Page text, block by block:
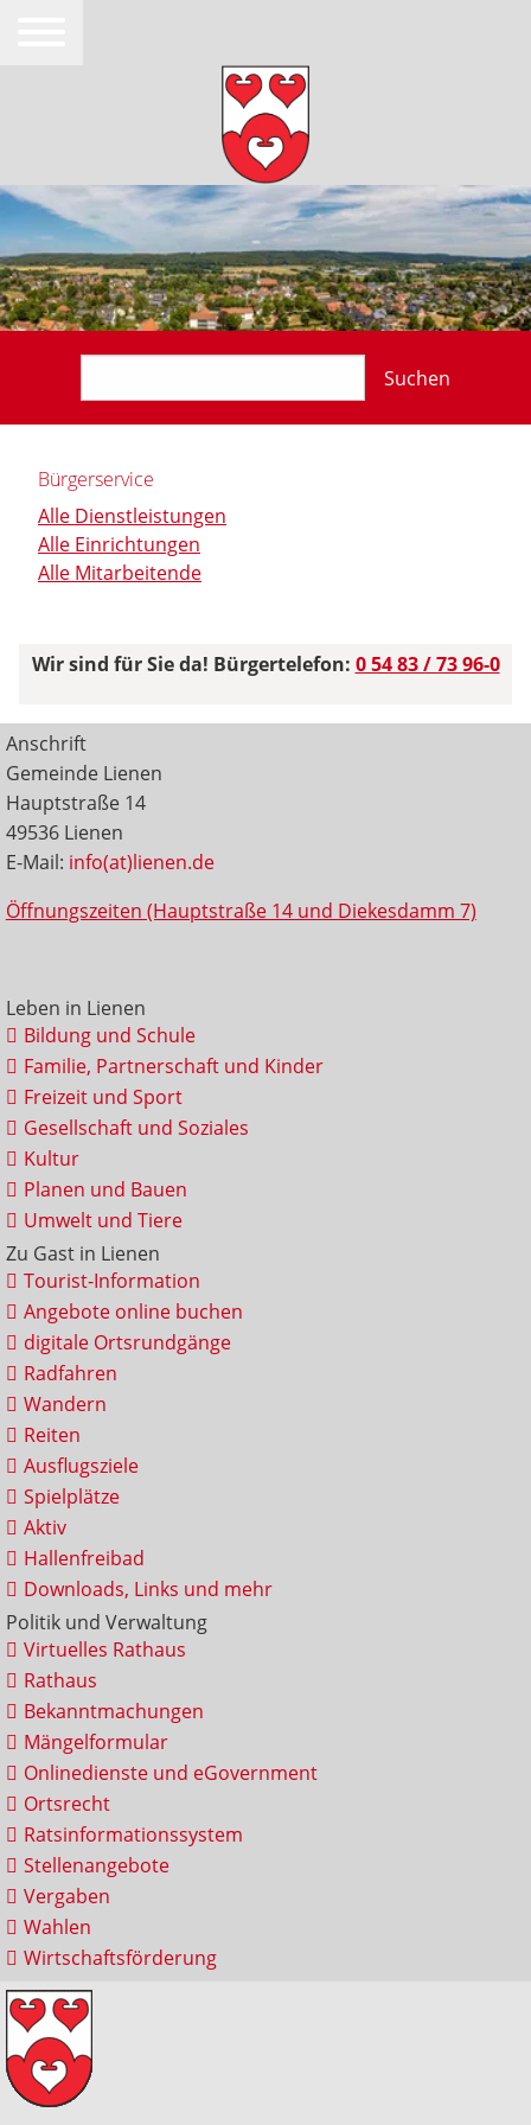
Suchen
Bürgerservice
Alle Dienstleistungen
Alle Einrichtungen
Alle Mitarbeitende
Wir sind für Sie da! Bürgertelefon: 0 54 83 / 73 96-0
Anschrift
Gemeinde Lienen
Hauptstraße 14
49536 Lienen
E-Mail: info(at)lienen.de
Öffnungszeiten (Hauptstraße 14 und Diekesdamm 7)
Leben in Lienen
Bildung und Schule
Familie, Partnerschaft und Kinder
Freizeit und Sport
Gesellschaft und Soziales
Kultur
Planen und Bauen
Umwelt und Tiere
Zu Gast in Lienen
Tourist-Information
Angebote online buchen
digitale Ortsrundgänge
Radfahren
Wandern
Reiten
Ausflugsziele
Spielplätze
Aktiv
Hallenfreibad
Downloads, Links und mehr
Politik und Verwaltung
Virtuelles Rathaus
Rathaus
Bekanntmachungen
Mängelformular
Onlinedienste und eGovernment
Ortsrecht
Ratsinformationssystem
Stellenangebote
Vergaben
Wahlen
Wirtschaftsförderung